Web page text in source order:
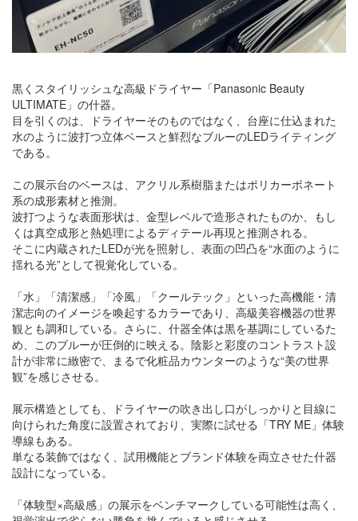
黒くスタイリッシュな高級ドライヤー「Panasonic Beauty
ULTIMATE」の什器。
目を引くのは、ドライヤーそのものではなく、台座に仕込まれた
水のように波打つ立体ベースと鮮烈なブルーのLEDライティング
である。
この展示台のベースは、アクリル系樹脂またはポリカーボネート
系の成形素材と推測。
波打つような表面形状は、金型レベルで造形されたものか、もし
くは真空成形と熱処理によるディテール再現と推測される。
そこに内蔵されたLEDが光を照射し、表面の凹凸を“水面のように
揺れる光”として視覚化している。
「水」「清潔感」「冷風」「クールテック」といった高機能・清
潔志向のイメージを喚起するカラーであり、高級美容機器の世界
観とも調和している。さらに、什器全体は黒を基調にしているた
め、このブルーが圧倒的に映える。陰影と彩度のコントラスト設
計が非常に緻密で、まるで化粧品カウンターのような“美の世界
観”を感じさせる。
展示構造としても、ドライヤーの吹き出し口がしっかりと目線に
向けられた角度に設置されており、実際に試せる「TRY ME」体験
導線もある。
単なる装飾ではなく、試用機能とブランド体験を両立させた什器
設計になっている。
「体験型×高級感」の展示をベンチマークしている可能性は高く、